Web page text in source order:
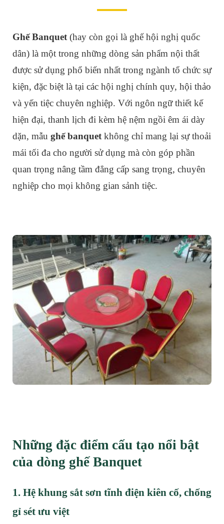
Ghế Banquet (hay còn gọi là ghế hội nghị quốc
dân) là một trong những dòng sản phẩm nội thất
được sử dụng phổ biến nhất trong ngành tổ chức sự
kiện, đặc biệt là tại các hội nghị chính quy, hội thảo
và yến tiệc chuyên nghiệp. Với ngôn ngữ thiết kế
hiện đại, thanh lịch đi kèm hệ nệm ngồi êm ái dày
dặn, mẫu ghế banquet không chỉ mang lại sự thoải
mái tối đa cho người sử dụng mà còn góp phần
quan trọng nâng tầm đẳng cấp sang trọng, chuyên
nghiệp cho mọi không gian sảnh tiệc.
Những đặc điểm cấu tạo nổi bật
của dòng ghế Banquet
1. Hệ khung sắt sơn tĩnh điện kiên cố, chống
gỉ sét ưu việt